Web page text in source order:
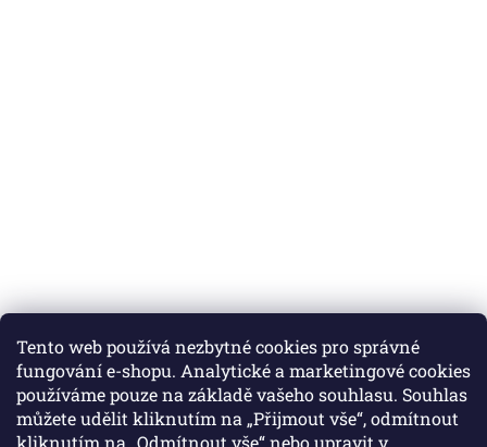
Tento web používá nezbytné cookies pro správné
fungování e-shopu. Analytické a marketingové cookies
používáme pouze na základě vašeho souhlasu. Souhlas
můžete udělit kliknutím na „Přijmout vše“, odmítnout
kliknutím na „Odmítnout vše“ nebo upravit v
Instagram